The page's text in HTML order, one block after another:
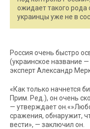
ожидает такого рода
украинцы уже не в
Россия очень быстро
(украинское название
эксперт Александр
«Как только начнется
Прим. Ред.), он очень
— утверждает
сражения, обнаружит,
вести», — заключил он.